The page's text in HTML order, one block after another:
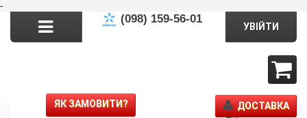
-
(098) 159-56-01
УВІЙТИ
ЯК ЗАМОВИТИ? ДОСТАВКА